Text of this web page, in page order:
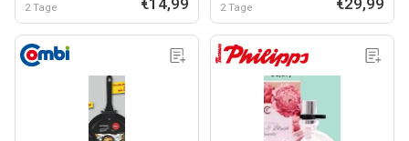
2 Tage 2 Tage